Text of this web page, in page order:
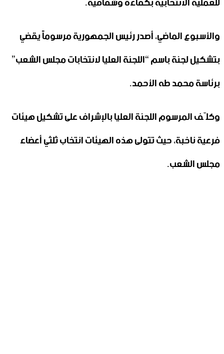
والأسبوع الماضي، أصدر رئيس الجمهورية مرسوماً يقضي
بتشكيل لجنة باسم “اللجنة العليا لانتخابات مجلس الشعب”
برئاسة محمد طه الأحمد.
وكلّف المرسوم اللجنة العليا بالإشراف على تشكيل هيئات
فرعية ناخبة، حيث تتولى هذه الهيئات انتخاب ثلثي أعضاء
مجلس الشعب.